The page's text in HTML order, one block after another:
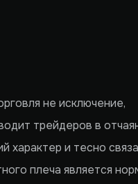
не исключение,
трейдеров в
характер и тесно
плеча является